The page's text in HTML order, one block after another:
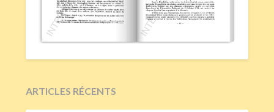
ARTICLES RÉCENTS